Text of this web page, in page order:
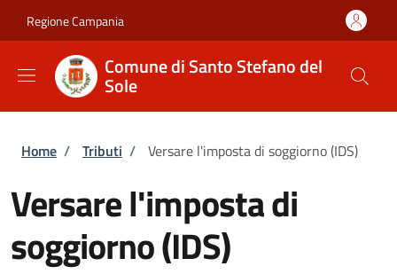
Regione Campania
Comune di Santo Stefano del
Sole
Briciole di pane
Home / Tributi / Versare l'imposta di soggiorno (IDS)
Versare l'imposta di
soggiorno (IDS)